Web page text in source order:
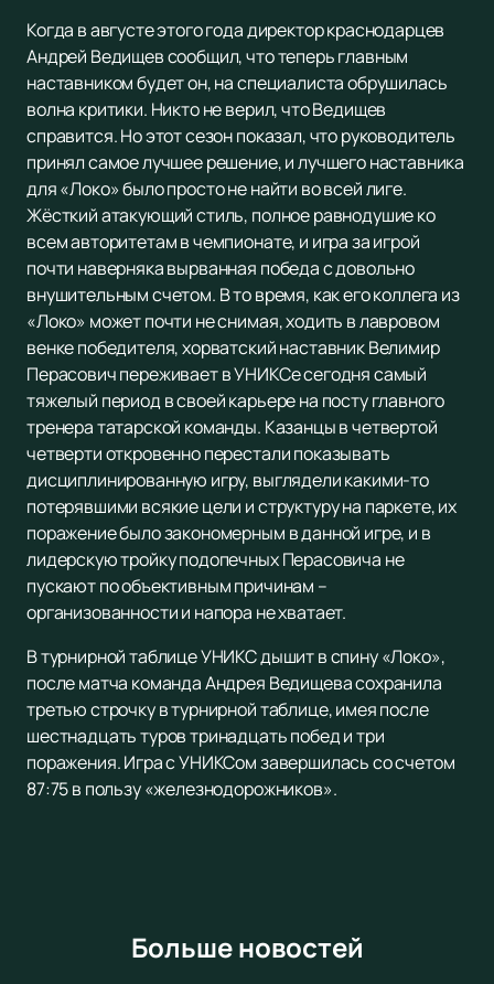
Когда в августе этого года директор краснодарцев
Андрей Ведищев сообщил, что теперь главным
наставником будет он, на специалиста обрушилась
волна критики. Никто не верил, что Ведищев
справится. Но этот сезон показал, что руководитель
принял самое лучшее решение, и лучшего наставника
для «Локо» было просто не найти во всей лиге.
Жёсткий атакующий стиль, полное равнодушие ко
всем авторитетам в чемпионате, и игра за игрой
почти наверняка вырванная победа с довольно
внушительным счетом. В то время, как его коллега из
«Локо» может почти не снимая, ходить в лавровом
венке победителя, хорватский наставник Велимир
Перасович переживает в УНИКСе сегодня самый
тяжелый период в своей карьере на посту главного
тренера татарской команды. Казанцы в четвертой
четверти откровенно перестали показывать
дисциплинированную игру, выглядели какими-то
потерявшими всякие цели и структуру на паркете, их
поражение было закономерным в данной игре, и в
лидерскую тройку подопечных Перасовича не
пускают по объективным причинам –
организованности и напора не хватает.
В турнирной таблице УНИКС дышит в спину «Локо»,
после матча команда Андрея Ведищева сохранила
третью строчку в турнирной таблице, имея после
шестнадцать туров тринадцать побед и три
поражения. Игра с УНИКСом завершилась со счетом
87:75 в пользу «железнодорожников».
Больше новостей